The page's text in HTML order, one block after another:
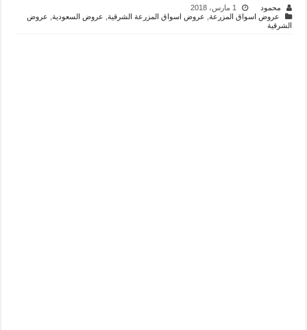
محمود
1 مارس، 2018
عروض اسواق المزرعة, عروض اسواق المزرعة الشرقية, عروض السعودية, عروض
الشرقية